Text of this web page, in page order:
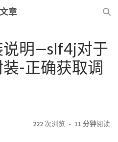
文章
说明—slf4j对于
-正确获取调
222次浏览 11 分钟阅读